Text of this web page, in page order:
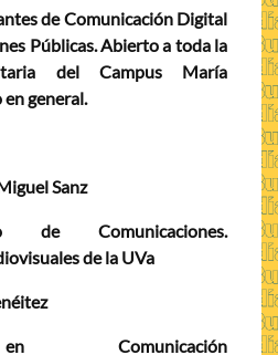
de Comunicación Digital
Públicas. Abierto a toda la
del Campus María
general.
Sanz
de Comunicaciones.
de la UVa
Comunicación